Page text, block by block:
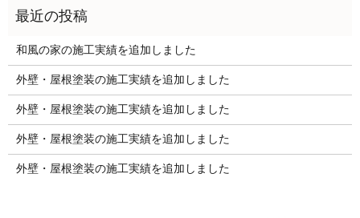
和風の家の施工実績を追加しました
外壁・屋根塗装の施工実績を追加しました
外壁・屋根塗装の施工実績を追加しました
外壁・屋根塗装の施工実績を追加しました
外壁・屋根塗装の施工実績を追加しました